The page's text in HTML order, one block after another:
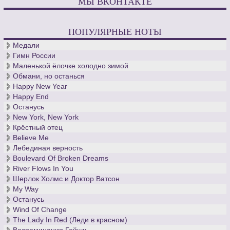
ПОПУЛЯРНЫЕ НОТЫ
Медали
Гимн России
Маленькой ёлочке холодно зимой
Обмани, но останься
Happy New Year
Happy End
Останусь
New York, New York
Крёстный отец
Believe Me
Лебединая верность
Boulevard Of Broken Dreams
River Flows In You
Шерлок Холмс и Доктор Ватсон
My Way
Останусь
Wind Of Change
The Lady In Red (Леди в красном)